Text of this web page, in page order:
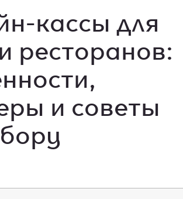
кассы для
ресторанов:
и советы